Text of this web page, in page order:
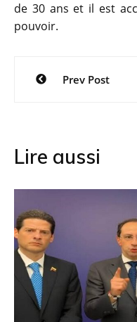
de 30 ans et il est
pouvoir.
Navigation
Prev Post
Lire aussi